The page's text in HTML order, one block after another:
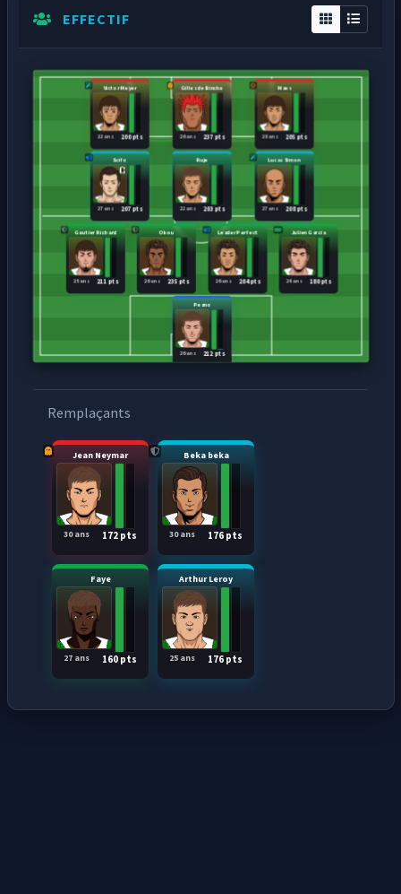
EFFECTIF
Peano
212 pts
26 ans
Gautier Richard
211 pts
25 ans
Okou
235 pts
26 ans
Leader Perfect
204 pts
26 ans
Julien Garcia
180 pts
24 ans
Scifo
207 pts
27 ans
Ruje
203 pts
22 ans
Lucas Simon
208 pts
27 ans
Victor Meyer
200 pts
22 ans
Gilles de Binche
237 pts
26 ans
Maes
205 pts
28 ans
Remplaçants
Jean Neymar
172 pts
30 ans
Beka beka
176 pts
30 ans
Faye
160 pts
27 ans
Arthur Leroy
176 pts
25 ans